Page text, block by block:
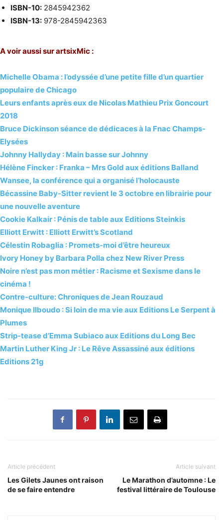
ISBN-10: 2845942362
ISBN-13: 978-2845942363
A voir aussi sur artsixMic :
Michelle Obama : l’odyssée d’une petite fille d’un quartier
populaire de Chicago
Leurs enfants après eux de Nicolas Mathieu Prix Goncourt
2018
Bruce Dickinson séance de dédicaces à la Fnac Champs-
Elysées
Johnny Hallyday : Main basse sur Johnny
Hélène Fincker : Franka – Mrs Gold aux éditions Balland
Wansee, la conférence qui a organisé l’holocauste
Bécassine Baby-Sitter revient le 3 octobre en librairie pour
une nouvelle aventure
Cookie Kalkair : Pénis de table aux Editions Steinkis
Elliott Erwitt : Elliott Erwitt’s Scotland
Célestin Robaglia : Promets-moi d’être heureux
Ivory Honey by Barbara Polla chez New River Press
Noire n’est pas mon métier : Racisme et Sexisme dans le
cinéma !
Contre-culture: Chroniques de Jean Rouzaud
Monique Ilboudo : Si loin de ma vie aux Editions Le Serpent à
Plumes
Strip-tease d’Emma Subiaco aux Editions du Long Bec
Martin Luther King Jr : Le Rêve Assassiné aux éditions
Editions 21g
Article précédent
Les Gilets Jaunes ont raison
de se faire entendre
Article suivant
Le Marathon d’automne : Le
festival littéraire de Toulouse